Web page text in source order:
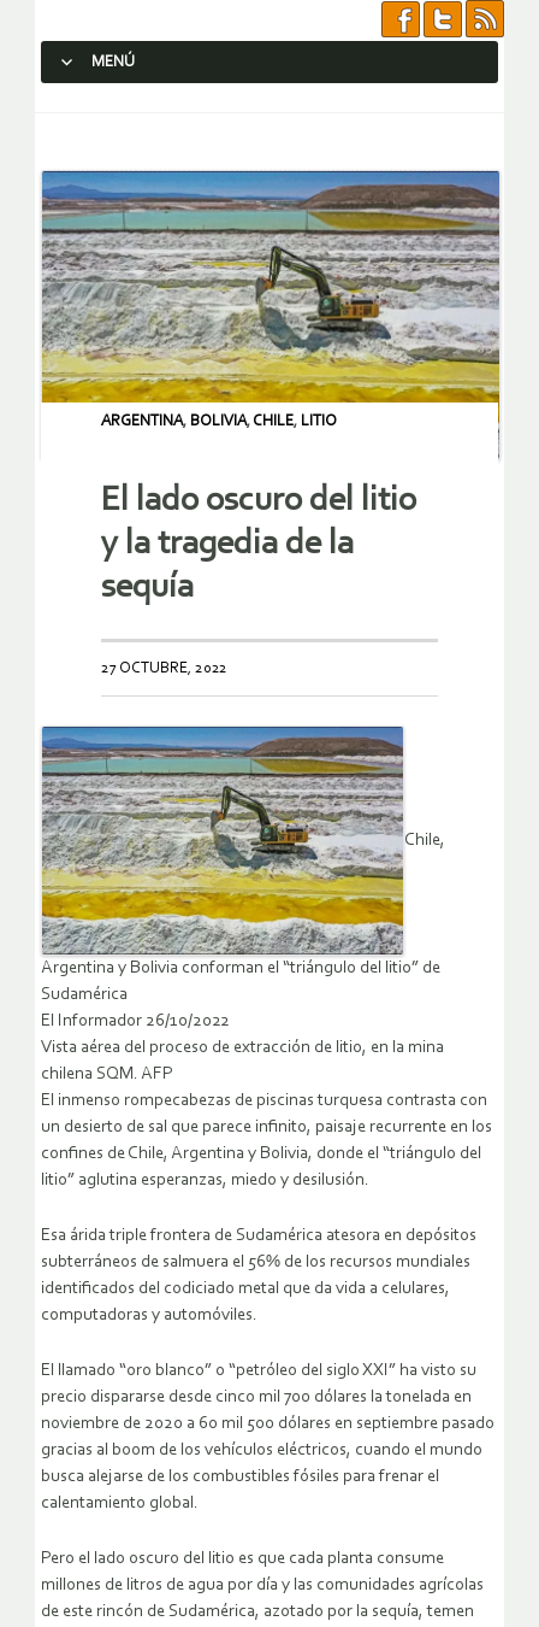
MENÚ
ARGENTINA, BOLIVIA, CHILE, LITIO
El lado oscuro del litio
y la tragedia de la
sequía
27 OCTUBRE, 2022
Chile,
Argentina y Bolivia conforman el “triángulo del litio” de
Sudamérica
El Informador 26/10/2022
Vista aérea del proceso de extracción de litio, en la mina
chilena SQM. AFP
El inmenso rompecabezas de piscinas turquesa contrasta con
un desierto de sal que parece infinito, paisaje recurrente en los
confines de Chile, Argentina y Bolivia, donde el “triángulo del
litio” aglutina esperanzas, miedo y desilusión.
Esa árida triple frontera de Sudamérica atesora en depósitos
subterráneos de salmuera el 56% de los recursos mundiales
identificados del codiciado metal que da vida a celulares,
computadoras y automóviles.
El llamado “oro blanco” o “petróleo del siglo XXI” ha visto su
precio dispararse desde cinco mil 700 dólares la tonelada en
noviembre de 2020 a 60 mil 500 dólares en septiembre pasado
gracias al boom de los vehículos eléctricos, cuando el mundo
busca alejarse de los combustibles fósiles para frenar el
calentamiento global.
Pero el lado oscuro del litio es que cada planta consume
millones de litros de agua por día y las comunidades agrícolas
de este rincón de Sudamérica, azotado por la sequía, temen